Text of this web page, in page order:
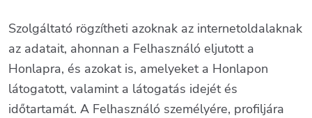
Szolgáltató rögzítheti azoknak az internetoldalaknak
az adatait, ahonnan a Felhasználó eljutott a
Honlapra, és azokat is, amelyeket a Honlapon
látogatott, valamint a látogatás idejét és
időtartamát. A Felhasználó személyére, profiljára